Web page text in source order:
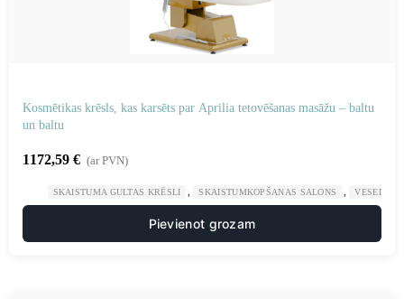
Kosmētikas krēsls, kas karsēts par Aprilia tetovēšanas masāžu – baltu
un baltu
1172,59 € (ar PVN)
SKAISTUMA GULTAS KRĒSLI SKAISTUMKOPŠANAS SALONS VESELĪBA
Pievienot grozam